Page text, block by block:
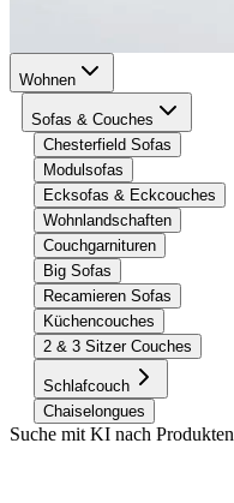
Wohnen
Sofas & Couches
Chesterfield Sofas
Modulsofas
Ecksofas & Eckcouches
Wohnlandschaften
Couchgarnituren
Big Sofas
Recamieren Sofas
Küchencouches
2 & 3 Sitzer Couches
Schlafcouch
Chaiselongues
Suche mit KI nach Produkten